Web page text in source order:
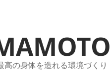
の身体を造れる環境づくり